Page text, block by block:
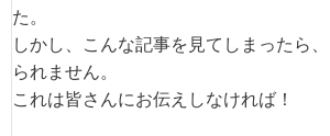
た。
しかし、こんな記事を見てしまったら
られません。
これは皆さんにお伝えしなければ！